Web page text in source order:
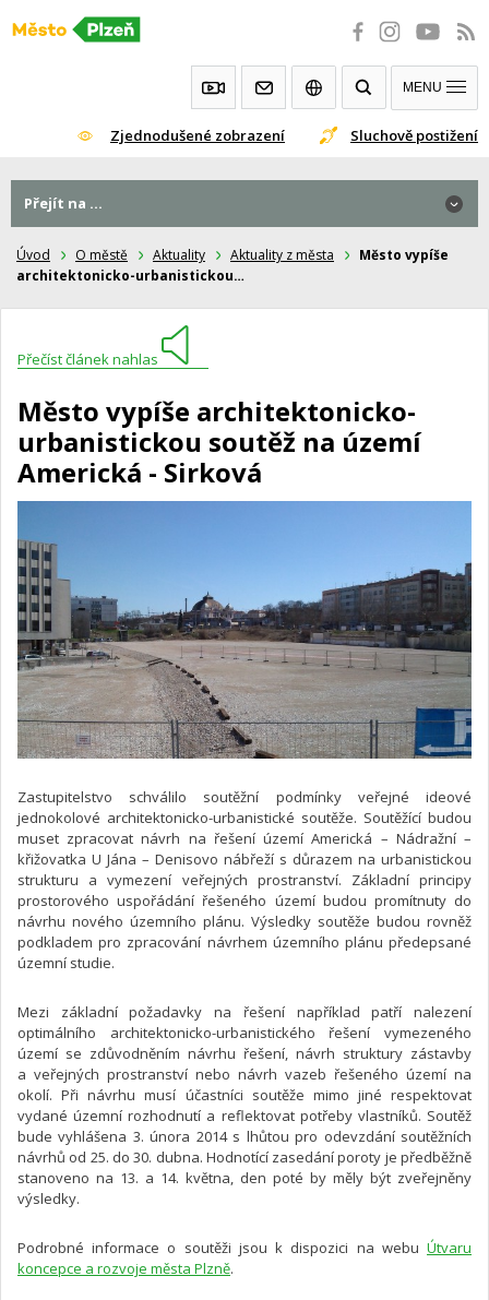
Přeskočit
Zjednodušené zobrazení Sluchově postižení
MENU
Úvod O městě Aktuality Aktuality z města
Město vypíše
architektonicko-urbanistickou…
Přečíst článek nahlas
Město vypíše architektonicko-
urbanistickou soutěž na území
Americká - Sirková
Zastupitelstvo schválilo soutěžní podmínky veřejné ideové
jednokolové architektonicko-urbanistické soutěže. Soutěžící budou
muset zpracovat návrh na řešení území Americká – Nádražní –
křižovatka U Jána – Denisovo nábřeží s důrazem na urbanistickou
strukturu a vymezení veřejných prostranství. Základní principy
prostorového uspořádání řešeného území budou promítnuty do
návrhu nového územního plánu. Výsledky soutěže budou rovněž
podkladem pro zpracování návrhem územního plánu předepsané
územní studie.
Mezi základní požadavky na řešení například patří nalezení
optimálního architektonicko-urbanistického řešení vymezeného
území se zdůvodněním návrhu řešení, návrh struktury zástavby
a veřejných prostranství nebo návrh vazeb řešeného území na
okolí. Při návrhu musí účastníci soutěže mimo jiné respektovat
vydané územní rozhodnutí a reflektovat potřeby vlastníků. Soutěž
bude vyhlášena 3. února 2014 s lhůtou pro odevzdání soutěžních
návrhů od 25. do 30. dubna. Hodnotící zasedání poroty je předběžně
stanoveno na 13. a 14. května, den poté by měly být zveřejněny
výsledky.
Podrobné informace o soutěži jsou k dispozici na webu Útvaru
koncepce a rozvoje města Plzně.
Přejít na ...